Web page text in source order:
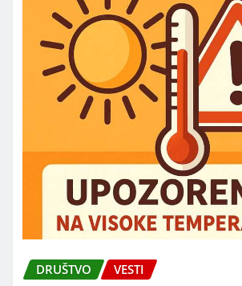
DRUŠTVO VESTI